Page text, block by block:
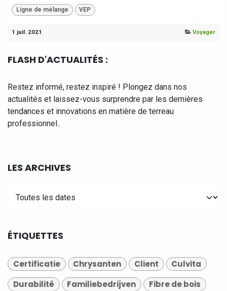
Ligne de mélange VEP
1 juil. 2021 Voyager
FLASH D'ACTUALITÉS :
Restez informé, restez inspiré ! Plongez dans nos
actualités et laissez-vous surprendre par les dernières
tendances et innovations en matière de terreau
professionnel..
LES ARCHIVES
ÉTIQUETTES
Certificatie Chrysanten Client
Culvita
Durabilité
Familiebedrijven
Fibre de bois